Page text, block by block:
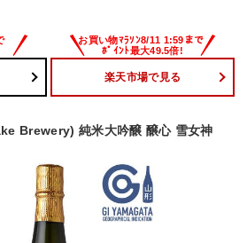
楽天市場で見る
Brewery) 純米大吟醸 醸心 雪女神